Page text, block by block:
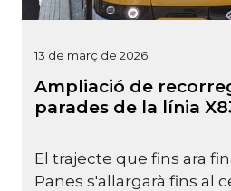
13 de març de 2026
Ampliació de
parades de la línia
El trajecte que fins ara
Panes s'allargarà fins al